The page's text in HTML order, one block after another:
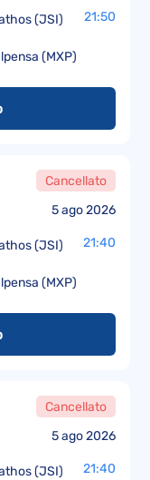
(JSI) 21:50
(MXP)
5 ago 2026
Cancellato
(JSI) 21:40
(MXP)
5 ago 2026
Cancellato
(JSI) 21:40